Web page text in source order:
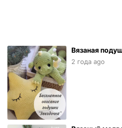
Вязаная
2 года ago